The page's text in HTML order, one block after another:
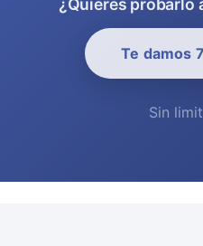
¿Quieres probarlo
Te damos
Sin